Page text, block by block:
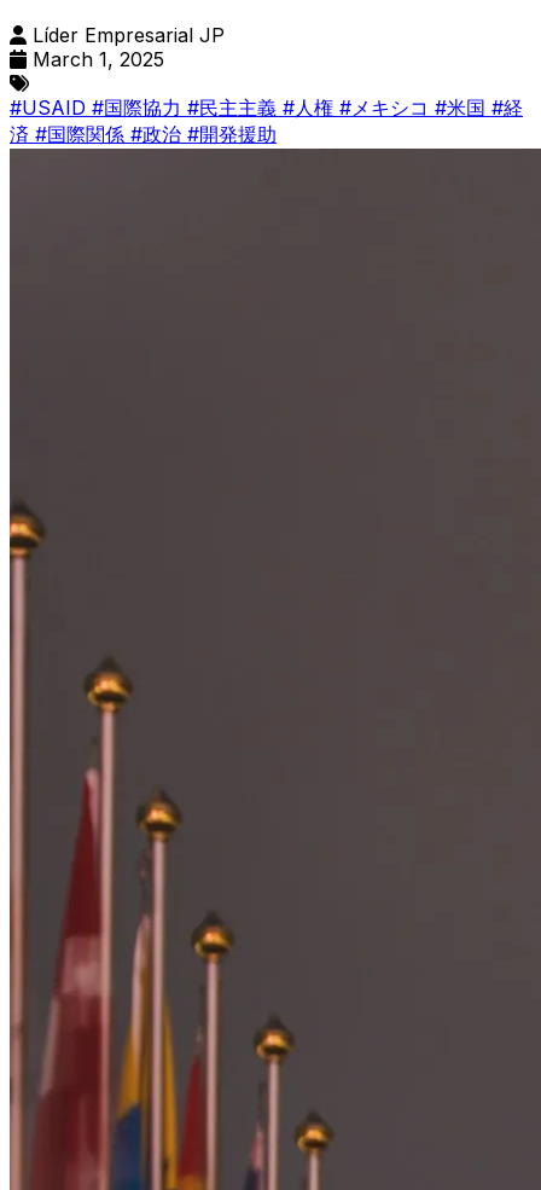
Líder Empresarial JP
March 1, 2025
#USAID #国際協力 #民主主義 #人権 #メキシコ #米国 #経
済 #国際関係 #政治 #開発援助